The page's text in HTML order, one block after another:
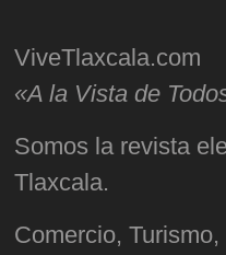
ViveTlaxcala.com
«A la Vista de
Somos la revista
Tlaxcala.
Comercio,